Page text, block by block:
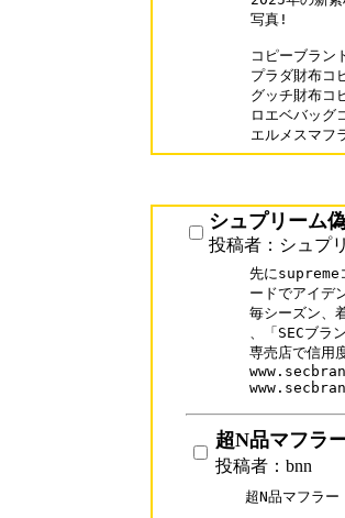
写真!
コピーブラ
プラダ財布
グッチ財布
ロエベバッ
シュプリーム
投稿者：シュプ
先にsupreme
ードでアイデ
毎シーズン、
、「SECブラ
専売店で信用
超N品マフラ
投稿者：bnn
超N品マフラー